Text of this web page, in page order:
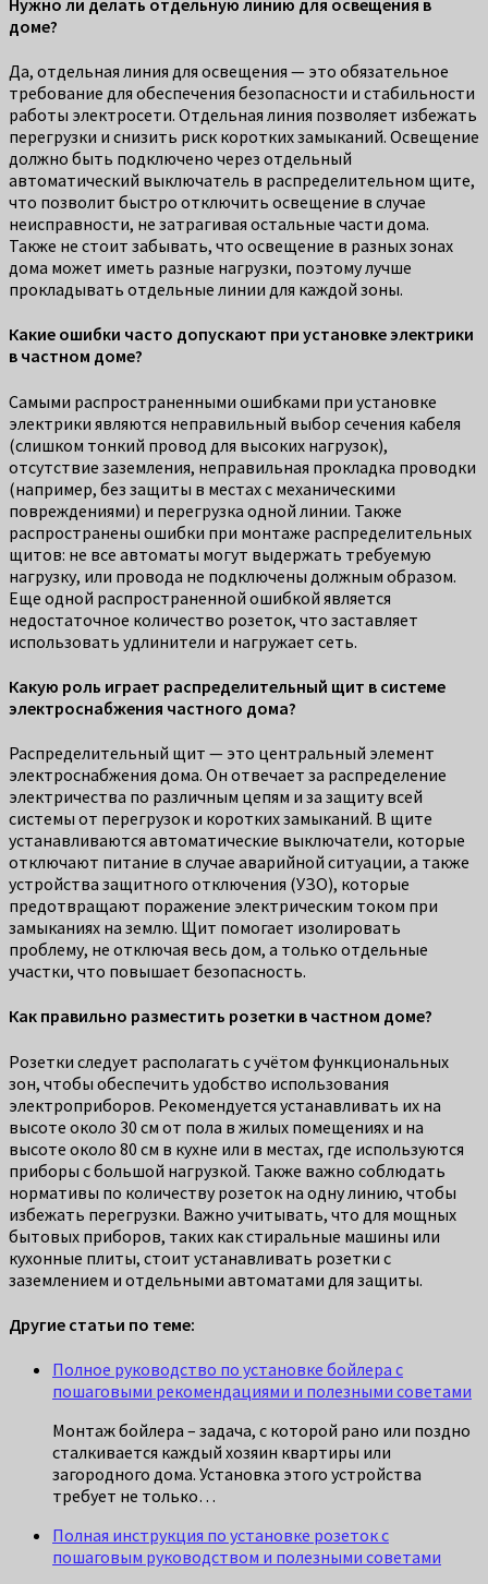
доме?
Да, отдельная линия для освещения — это обязательное
требование для обеспечения безопасности и стабильности
работы электросети. Отдельная линия позволяет избежать
перегрузки и снизить риск коротких замыканий. Освещение
должно быть подключено через отдельный
автоматический выключатель в распределительном щите,
что позволит быстро отключить освещение в случае
неисправности, не затрагивая остальные части дома.
Также не стоит забывать, что освещение в разных зонах
дома может иметь разные нагрузки, поэтому лучше
прокладывать отдельные линии для каждой зоны.
Какие ошибки часто допускают при установке электрики
в частном доме?
Самыми распространенными ошибками при установке
электрики являются неправильный выбор сечения кабеля
(слишком тонкий провод для высоких нагрузок),
отсутствие заземления, неправильная прокладка проводки
(например, без защиты в местах с механическими
повреждениями) и перегрузка одной линии. Также
распространены ошибки при монтаже распределительных
щитов: не все автоматы могут выдержать требуемую
нагрузку, или провода не подключены должным образом.
Еще одной распространенной ошибкой является
недостаточное количество розеток, что заставляет
использовать удлинители и нагружает сеть.
Какую роль играет распределительный щит в системе
электроснабжения частного дома?
Распределительный щит — это центральный элемент
электроснабжения дома. Он отвечает за распределение
электричества по различным цепям и за защиту всей
системы от перегрузок и коротких замыканий. В щите
устанавливаются автоматические выключатели, которые
отключают питание в случае аварийной ситуации, а также
устройства защитного отключения (УЗО), которые
предотвращают поражение электрическим током при
замыканиях на землю. Щит помогает изолировать
проблему, не отключая весь дом, а только отдельные
участки, что повышает безопасность.
Как правильно разместить розетки в частном доме?
Розетки следует располагать с учётом функциональных
зон, чтобы обеспечить удобство использования
электроприборов. Рекомендуется устанавливать их на
высоте около 30 см от пола в жилых помещениях и на
высоте около 80 см в кухне или в местах, где используются
приборы с большой нагрузкой. Также важно соблюдать
нормативы по количеству розеток на одну линию, чтобы
избежать перегрузки. Важно учитывать, что для мощных
бытовых приборов, таких как стиральные машины или
кухонные плиты, стоит устанавливать розетки с
заземлением и отдельными автоматами для защиты.
Другие статьи по теме:
Полное руководство по установке бойлера с
пошаговыми рекомендациями и полезными советами
Монтаж бойлера – задача, с которой рано или поздно
сталкивается каждый хозяин квартиры или
загородного дома. Установка этого устройства
требует не только…
Полная инструкция по установке розеток с
пошаговым руководством и полезными советами